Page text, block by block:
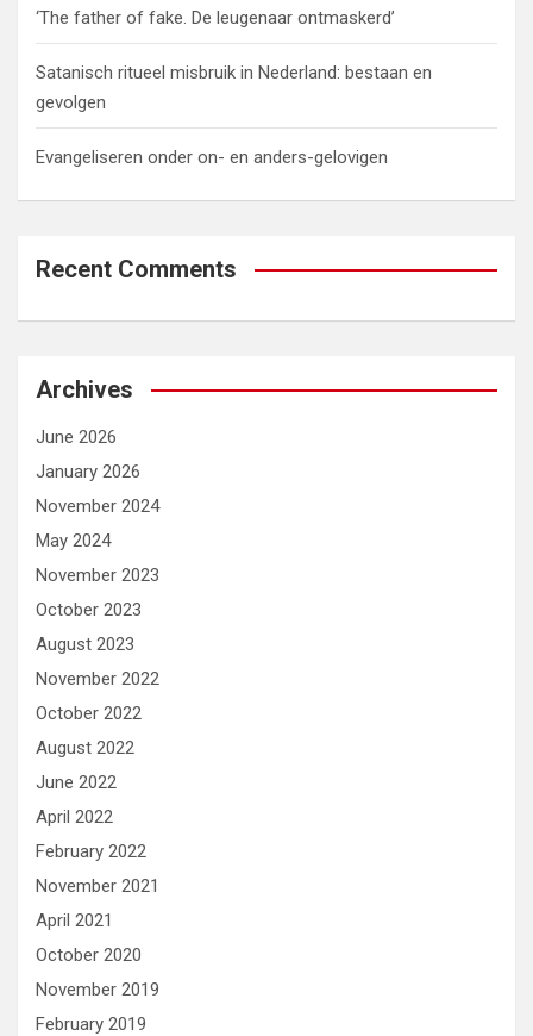
‘The father of fake. De leugenaar ontmaskerd’
Satanisch ritueel misbruik in Nederland: bestaan en
gevolgen
Evangeliseren onder on- en anders-gelovigen
Recent Comments
Archives
June 2026
January 2026
November 2024
May 2024
November 2023
October 2023
August 2023
November 2022
October 2022
August 2022
June 2022
April 2022
February 2022
November 2021
April 2021
October 2020
November 2019
February 2019